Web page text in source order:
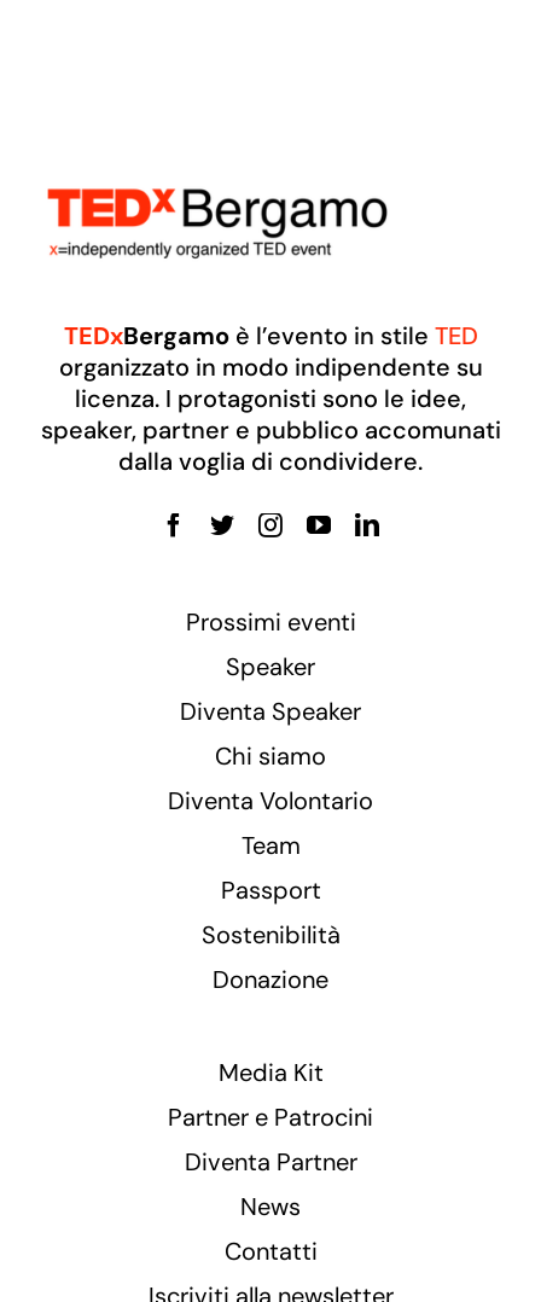
TEDxBergamoè l’evento in stile TED
organizzato in modo indipendente su
licenza. I protagonisti sono le idee,
speaker, partner e pubblico accomunati
dalla voglia di condividere.
Prossimi eventi
Speaker
Diventa Speaker
Chi siamo
Diventa Volontario
Team
Passport
Sostenibilità
Donazione
Media Kit
Partner e Patrocini
Diventa Partner
News
Contatti